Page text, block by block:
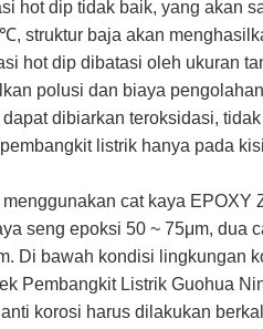
hot dip tidak baik, yang akan
struktur baja akan
hot dip dibatasi oleh ukuran
polusi dan biaya
dibiarkan teroksidasi,
listrik hanya pada
cat kaya
seng epoksi 50 ~ 75μm, dua
Di bawah kondisi lingkungan
Pembangkit Listrik Guohua
korosi harus dilakukan